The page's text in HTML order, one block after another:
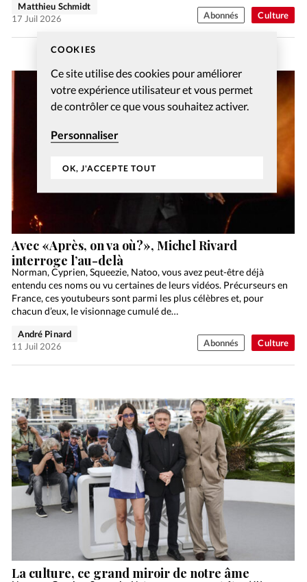
COOKIES
Ce site utilise des cookies pour améliorer
votre expérience utilisateur et vous permet
de contrôler ce que vous souhaitez activer.
Personnaliser
OK, J'ACCEPTE TOUT
Culture
Matthieu Schmidt
17 Juil 2026
Abonnés
Culture
Avec «Après, on va où?», Michel Rivard
interroge l’au-delà
Norman, Cyprien, Squeezie, Natoo, vous avez peut-être déjà
entendu ces noms ou vu certaines de leurs vidéos. Précurseurs en
France, ces youtubeurs sont parmi les plus célèbres et, pour
chacun d’eux, le visionnage cumulé de…
André Pinard
11 Juil 2026
Abonnés
La culture, ce grand miroir de notre âme